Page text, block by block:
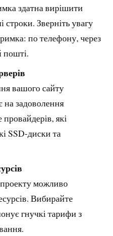
здатна вирішити
Зверніть увагу
по телефону, через
пошті.
вашого сайту
на задоволення
які
SSD-диски та
можливо
Вибирайте
гнучкі тарифи з